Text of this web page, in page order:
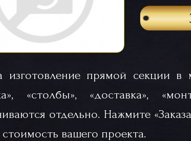
изготовление прямой секции в
«столбы», «доставка»,
отдельно. Нажмите
вашего проекта.